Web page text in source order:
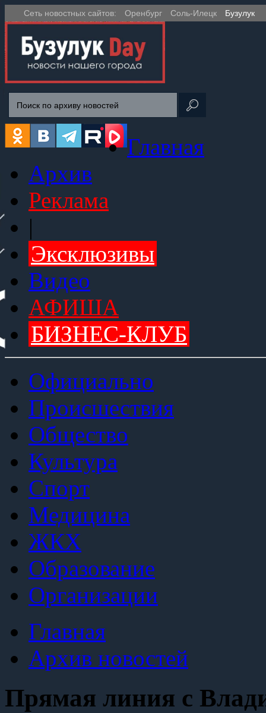
Сеть новостных сайтов: Оренбург Соль-Илецк Бузулук
Главная
Архив
Реклама
|
Эксклюзивы
Видео
АФИША
БИЗНЕС-КЛУБ
Официально
Происшествия
Общество
Культура
Спорт
Медицина
ЖКХ
Образование
Организации
Главная
Архив новостей
Прямая линия с